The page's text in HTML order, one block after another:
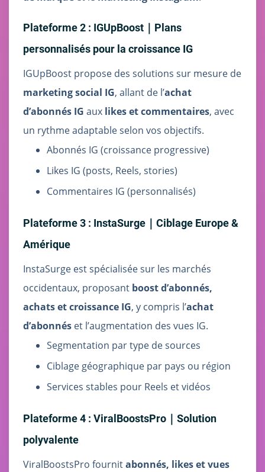
Plateforme 2 : IGUpBoost｜Plans
personnalisés pour la croissance IG
IGUpBoost propose des solutions sur mesure de
marketing social IG, allant de l’achat
d’abonnés IG aux likes et commentaires, avec
un rythme adaptable selon vos objectifs.
Abonnés IG (croissance progressive)
Likes IG (posts, Reels, stories)
Commentaires IG (personnalisés)
Plateforme 3 : InstaSurge｜Ciblage Europe &
Amérique
InstaSurge est spécialisée sur les marchés
occidentaux, proposant boost d’abonnés,
achats et croissance IG, y compris l’achat
d’abonnés et l’augmentation des vues IG.
Segmentation par type de sources
Ciblage géographique par pays ou région
Services stables pour Reels et vidéos
Plateforme 4 : ViralBoostsPro｜Solution
polyvalente
ViralBoostsPro fournitabonnés, likes et vues